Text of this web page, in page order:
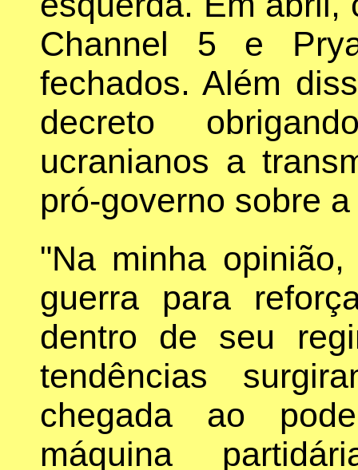
Channel 5 e
fechados. Além
decreto
ucranianos a
pró-governo sobre
"Na minha
guerra para
dentro de seu
tendências
chegada ao
máquina